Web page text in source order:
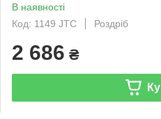
В наявності
Код: 1149 JTC
Роздріб
2 686 ₴